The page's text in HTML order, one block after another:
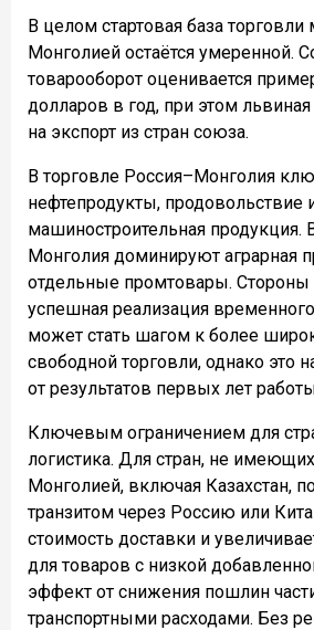
В целом стартовая база
Монголией остаётся умеренной.
товарооборот оценивается
долларов в год, при этом
на экспорт из стран союза.
В торговле Россия–Монголия
нефтепродукты, продовольствие
машиностроительная продукция.
Монголия доминируют аграрная
отдельные промтовары. Стороны
успешная реализация
может стать шагом к более
свободной торговли, однако это
от результатов первых лет
Ключевым ограничением для
логистика. Для стран, не
Монголией, включая Казахстан,
транзитом через Россию или
стоимость доставки и
для товаров с низкой
эффект от снижения пошлин
транспортными расходами. Без